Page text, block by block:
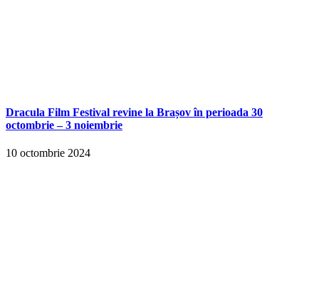
Dracula Film Festival revine la Brașov în perioada 30
octombrie – 3 noiembrie
10 octombrie 2024